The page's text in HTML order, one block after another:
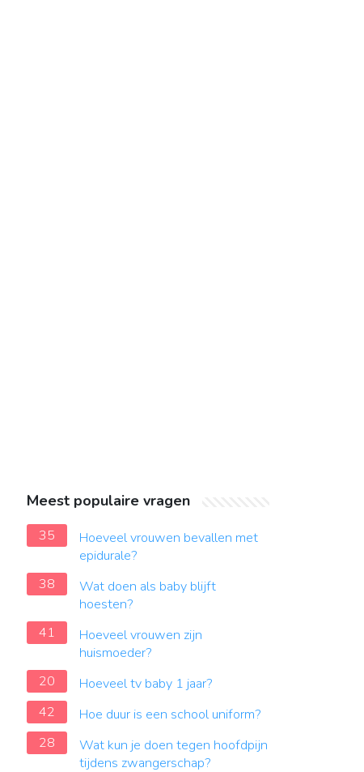
Meest populaire vragen
35
Hoeveel vrouwen bevallen met
epidurale?
38
Wat doen als baby blijft
hoesten?
41
Hoeveel vrouwen zijn
huismoeder?
20
Hoeveel tv baby 1 jaar?
42
Hoe duur is een school uniform?
28
Wat kun je doen tegen hoofdpijn
tijdens zwangerschap?